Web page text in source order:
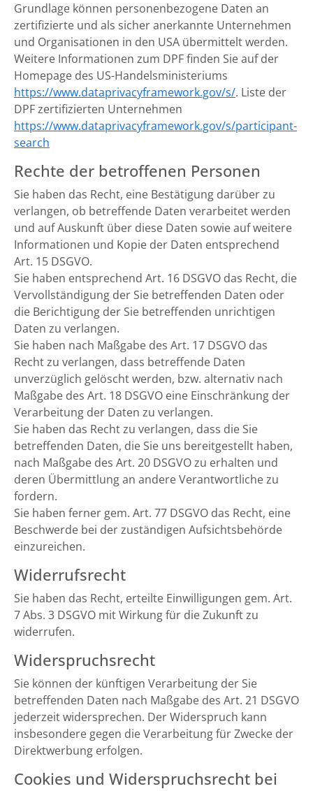
Grundlage können personenbezogene Daten an
zertifizierte und als sicher anerkannte Unternehmen
und Organisationen in den USA übermittelt werden.
Weitere Informationen zum DPF finden Sie auf der
Homepage des US-Handelsministeriums
https://www.dataprivacyframework.gov/s/. Liste der
DPF zertifizierten Unternehmen
https://www.dataprivacyframework.gov/s/participant-
search
Rechte der betroffenen Personen
Sie haben das Recht, eine Bestätigung darüber zu
verlangen, ob betreffende Daten verarbeitet werden
und auf Auskunft über diese Daten sowie auf weitere
Informationen und Kopie der Daten entsprechend
Art. 15 DSGVO.
Sie haben entsprechend Art. 16 DSGVO das Recht, die
Vervollständigung der Sie betreffenden Daten oder
die Berichtigung der Sie betreffenden unrichtigen
Daten zu verlangen.
Sie haben nach Maßgabe des Art. 17 DSGVO das
Recht zu verlangen, dass betreffende Daten
unverzüglich gelöscht werden, bzw. alternativ nach
Maßgabe des Art. 18 DSGVO eine Einschränkung der
Verarbeitung der Daten zu verlangen.
Sie haben das Recht zu verlangen, dass die Sie
betreffenden Daten, die Sie uns bereitgestellt haben,
nach Maßgabe des Art. 20 DSGVO zu erhalten und
deren Übermittlung an andere Verantwortliche zu
fordern.
Sie haben ferner gem. Art. 77 DSGVO das Recht, eine
Beschwerde bei der zuständigen Aufsichtsbehörde
einzureichen.
Widerrufsrecht
Sie haben das Recht, erteilte Einwilligungen gem. Art.
7 Abs. 3 DSGVO mit Wirkung für die Zukunft zu
widerrufen.
Widerspruchsrecht
Sie können der künftigen Verarbeitung der Sie
betreffenden Daten nach Maßgabe des Art. 21 DSGVO
jederzeit widersprechen. Der Widerspruch kann
insbesondere gegen die Verarbeitung für Zwecke der
Direktwerbung erfolgen.
Cookies und Widerspruchsrecht bei